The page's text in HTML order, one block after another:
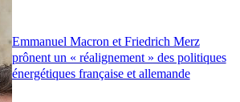
Emmanuel Macron et Friedrich Merz
prônent un « réalignement » des politiques
énergétiques française et allemande